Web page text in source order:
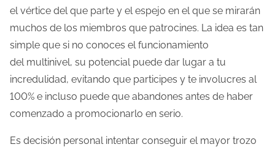
el vértice del que parte y el espejo en el que se mirarán
muchos de los miembros que patrocines. La idea es tan
simple que si no conoces el funcionamiento
del multinivel, su potencial puede dar lugar a tu
incredulidad, evitando que participes y te involucres al
100% e incluso puede que abandones antes de haber
comenzado a promocionarlo en serio.
Es decisión personal intentar conseguir el mayor trozo